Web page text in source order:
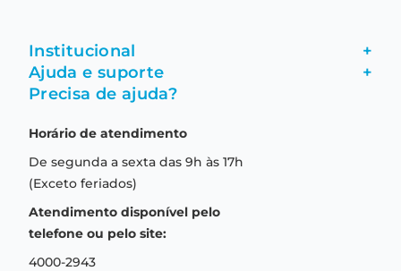
Institucional +
Fale conosco
Formas de pagamento
Aviso de privacidade
Termos e condições de uso
Ajuda e suporte +
Garantia
Troca e devolução
Central de relacionamento
Precisa de ajuda?
Horário de atendimento
De segunda a sexta das 9h às 17h
(Exceto feriados)
Atendimento disponível pelo
telefone ou pelo site:
4000-2943